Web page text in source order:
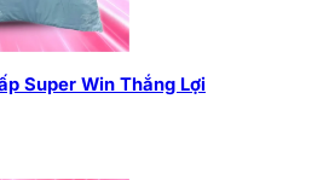
Super Win Thắng Lợi